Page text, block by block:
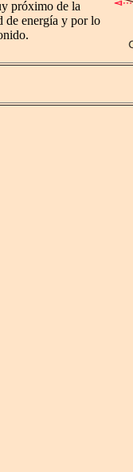
próximo de la
de energía y por lo